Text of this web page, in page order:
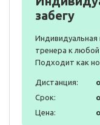
забегу
Индивидуальная
тренера к любой
Подходит как
Дистанция:
Срок:
Цена: